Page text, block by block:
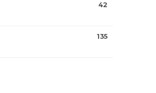
42
135